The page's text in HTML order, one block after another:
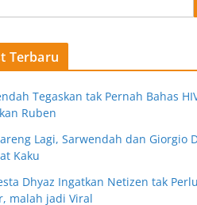
Terbaru
Tegaskan tak Pernah Bahas
Ruben
Lagi, Sarwendah dan Giorgio
Kaku
Dhyaz Ingatkan Netizen tak Perlu
malah jadi Viral